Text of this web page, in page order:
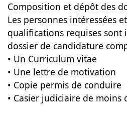
Composition et dépôt des
Les personnes intéressées
qualifications requises sont
dossier de candidature
• Un Curriculum vitae
• Une lettre de motivation
• Copie permis de conduire
• Casier judiciaire de moins